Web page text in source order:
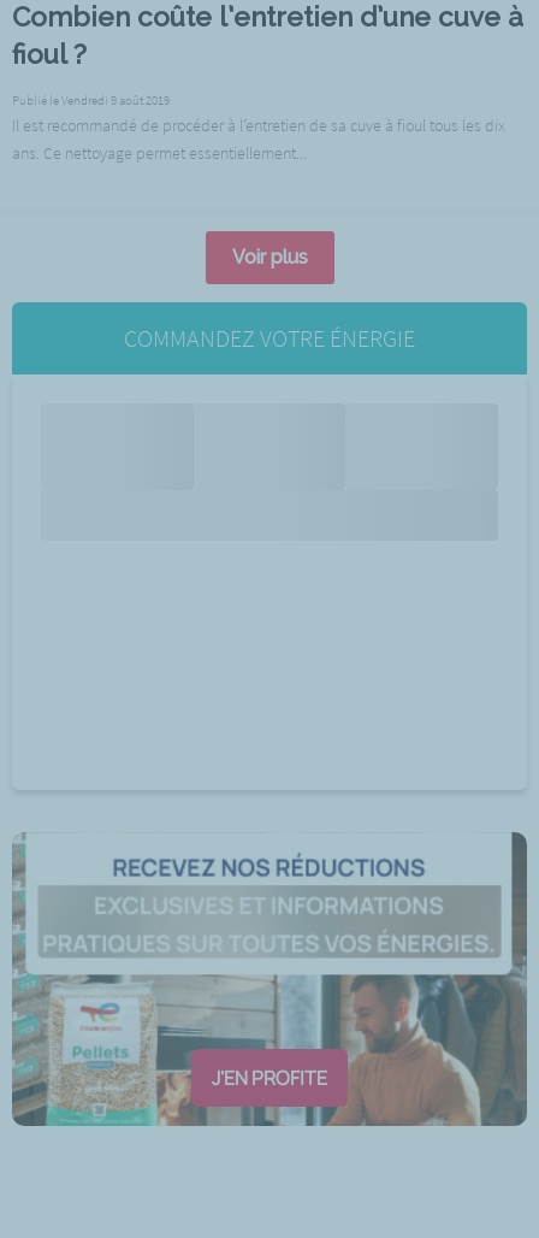
Combien coûte l’entretien d’une cuve à
fioul ?
Publié le Vendredi 9 août 2019
Il est recommandé de procéder à l’entretien de sa cuve à fioul tous les dix
ans. Ce nettoyage permet essentiellement...
Voir plus
COMMANDEZ VOTRE ÉNERGIE
J'EN PROFITE